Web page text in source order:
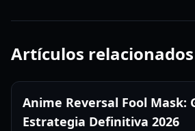
Artículos relacionados
Anime Reversal Fool Mask:
Estrategia Definitiva 2026